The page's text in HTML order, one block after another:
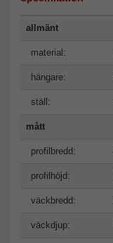
allmänt
material:
hängare:
ställ:
mått
profilbredd:
profilhöjd:
väckbredd:
väckdjup: